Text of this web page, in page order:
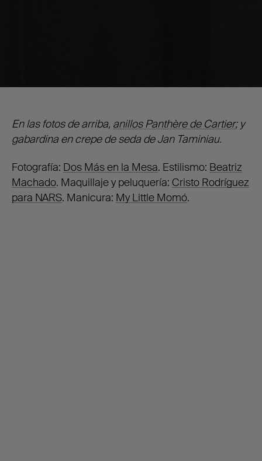
En las fotos de arriba, anillos Panthère de Cartier; y
gabardina en crepe de seda de Jan Taminiau.
Fotografía: Dos Más en la Mesa. Estilismo: Beatriz
Machado. Maquillaje y peluquería: Cristo Rodríguez
para NARS. Manicura: My Little Momó.